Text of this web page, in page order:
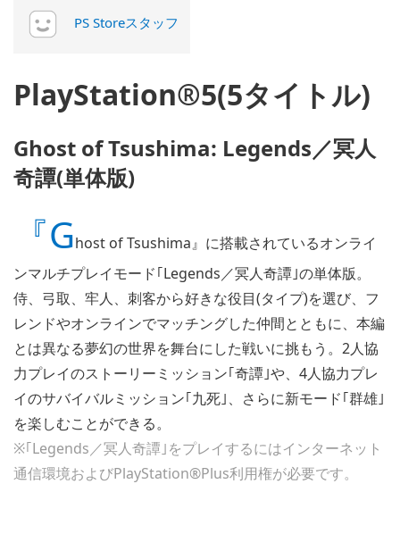
PS Storeスタッフ
PlayStation®5(5タイトル)
Ghost of Tsushima: Legends／冥人
奇譚(単体版)
『Ghost of Tsushima』に搭載されているオンライ
ンマルチプレイモード｢Legends／冥人奇譚｣の単体版。
侍、弓取、牢人、刺客から好きな役目(タイプ)を選び、フ
レンドやオンラインでマッチングした仲間とともに、本編
とは異なる夢幻の世界を舞台にした戦いに挑もう。2人協
力プレイのストーリーミッション｢奇譚｣や、4人協力プレ
イのサバイバルミッション｢九死｣、さらに新モード｢群雄｣
を楽しむことができる。
※｢Legends／冥人奇譚｣をプレイするにはインターネット
通信環境およびPlayStation®Plus利用権が必要です。